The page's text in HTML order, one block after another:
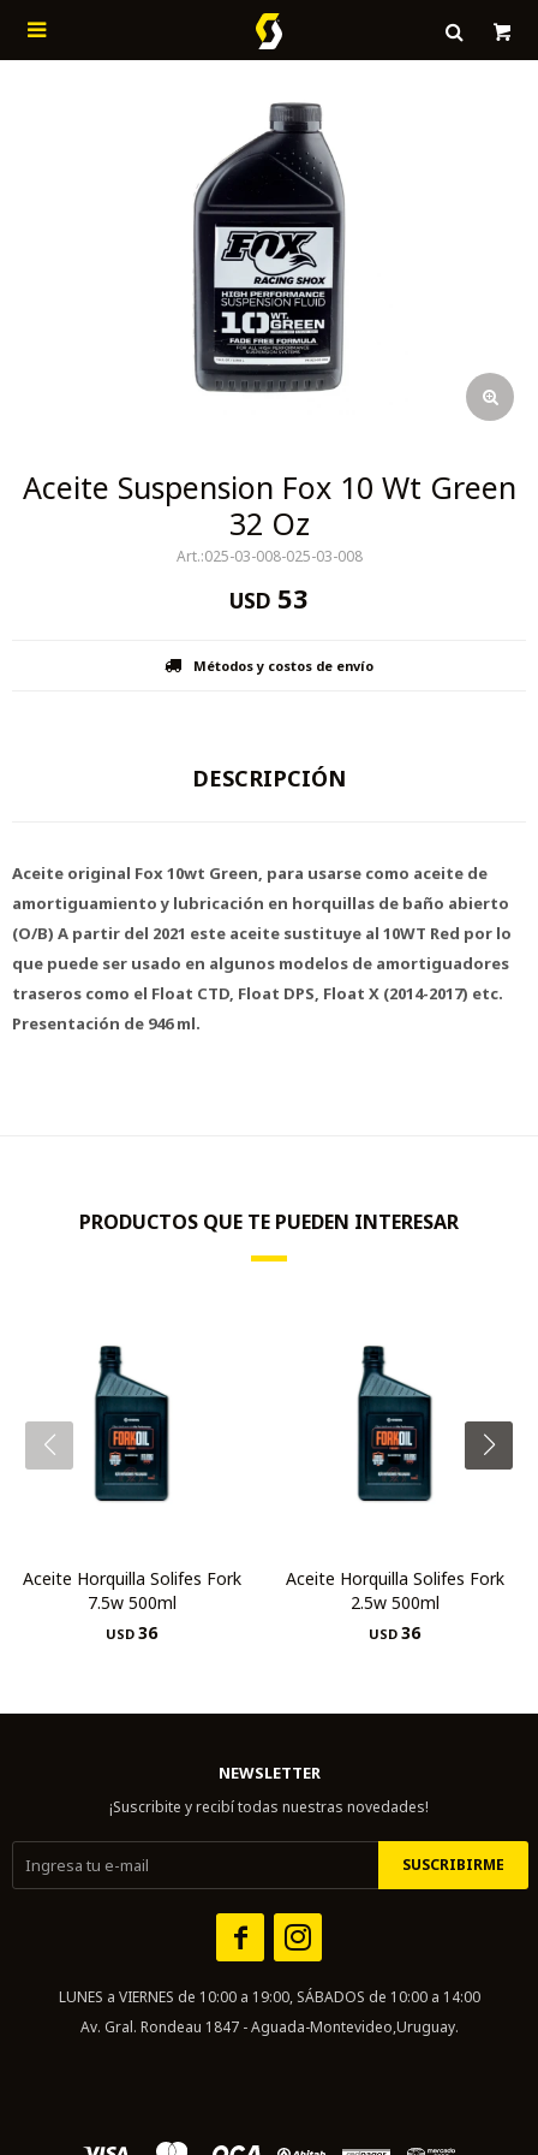

Aceite Suspension Fox 10 Wt Green
32 Oz
025-03-008-025-03-008
USD 53
Métodos y costos de envío
DESCRIPCIÓN
Aceite original Fox 10wt Green, para usarse como aceite de
amortiguamiento y lubricación en horquillas de baño abierto
(O/B) A partir del 2021 este aceite sustituye al 10WT Red por lo
que puede ser usado en algunos modelos de amortiguadores
traseros como el Float CTD, Float DPS, Float X (2014-2017) etc.
Presentación de 946 ml.
PRODUCTOS QUE TE PUEDEN INTERESAR
Aceite Horquilla Solifes Fork
7.5w 500ml
USD 36
Aceite Horquilla Solifes Fork
2.5w 500ml
USD 36
NEWSLETTER
¡Suscribite y recibí todas nuestras novedades!
SUSCRIBIRME
 
LUNES a VIERNES de 10:00 a 19:00, SÁBADOS de 10:00 a 14:00
Av. Gral. Rondeau 1847 - Aguada-Montevideo,Uruguay.